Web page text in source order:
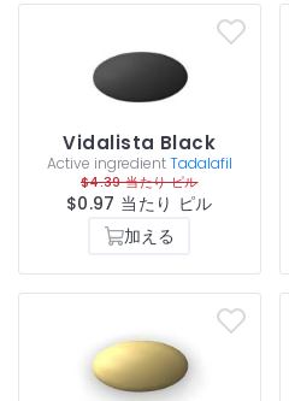
Vidalista Black
Active ingredientTadalafil
$4.39 当たり ピル
$0.97 当たり ピル
加える